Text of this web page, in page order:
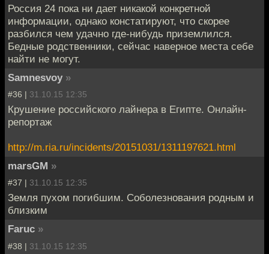
Россия 24 пока ни дает никакой конкретной
информации, однако констатируют, что скорее
разбился чем удачно где-нибудь приземлился.
Бедные родственники, сейчас наверное места себе
найти не могут.
Samnesvoy »
#36 | 31.10.15 12:35
Крушение российского лайнера в Египте. Онлайн-
репортаж
http://m.ria.ru/incidents/20151031/1311197621.html
marsGM »
#37 | 31.10.15 12:35
Земля пухом погибшим. Соболезнования родным и
близким
Faruc »
#38 | 31.10.15 12:35